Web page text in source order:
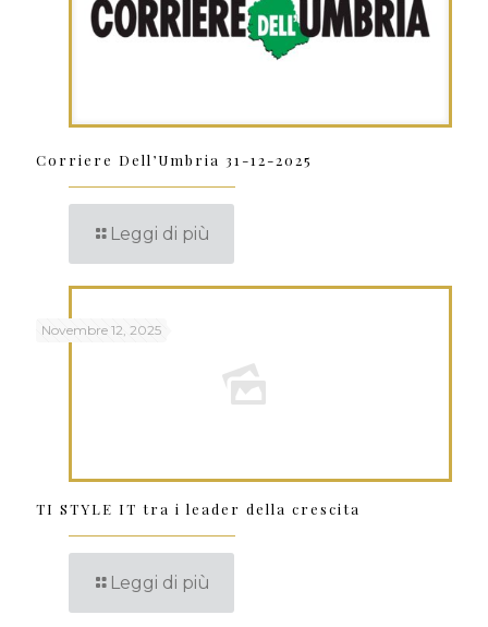
Corriere Dell’Umbria 31-12-2025
Leggi di più
Novembre 12, 2025
TI STYLE IT tra i leader della crescita
Leggi di più